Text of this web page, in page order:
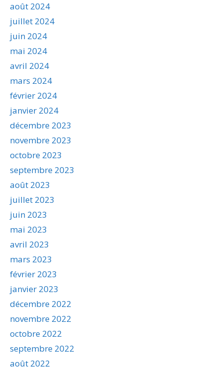
août 2024
juillet 2024
juin 2024
mai 2024
avril 2024
mars 2024
février 2024
janvier 2024
décembre 2023
novembre 2023
octobre 2023
septembre 2023
août 2023
juillet 2023
juin 2023
mai 2023
avril 2023
mars 2023
février 2023
janvier 2023
décembre 2022
novembre 2022
octobre 2022
septembre 2022
août 2022